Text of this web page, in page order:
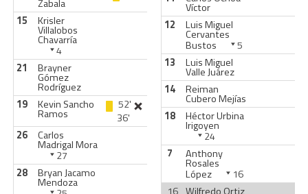
Zabala
15
Krisler
Villalobos
Chavarría
4
21
Brayner
Gómez
Rodríguez
19
Kevin Sancho
Ramos
52'
36'
26
Carlos
Madrigal Mora
27
28
Bryan Jacamo
Mendoza
Víctor
12
Luis Miguel
Cervantes
Bustos
5
13
Luis Miguel
Valle Juárez
14
Reiman
Cubero Mejías
18
Héctor Urbina
Irigoyen
24
7
Anthony
Rosales
López
16